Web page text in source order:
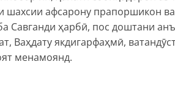
шахсии афсарону прапоршикон
Савганди ҳарбӣ, пос доштани
Ваҳдату якдигарфаҳмӣ,
менамоянд.